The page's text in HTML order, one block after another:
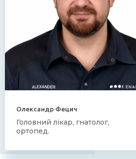
Олександр Фецич
Головний лікар, гнатолог,
ортопед.